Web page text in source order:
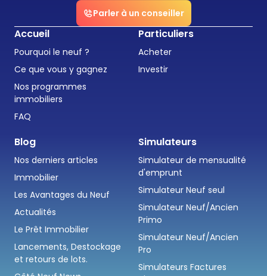
Parler à un conseiller
Accueil
Pourquoi le neuf ?
Ce que vous y gagnez
Nos programmes
immobiliers
FAQ
Particuliers
Acheter
Investir
Blog
Nos derniers articles
Immobilier
Les Avantages du Neuf
Actualités
Le Prêt Immobilier
Lancements, Destockage
et retours de lots.
Simulateurs
Simulateur de mensualité
d'emprunt
Simulateur Neuf seul
Simulateur Neuf/Ancien
Primo
Simulateur Neuf/Ancien
Pro
Simulateurs Factures